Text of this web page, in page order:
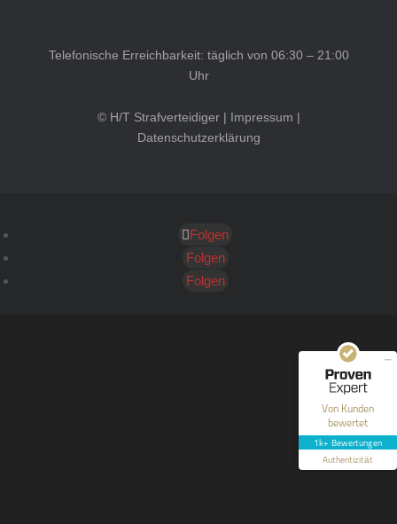
Telefonische Erreichbarkeit: täglich von 06:30 – 21:00
Uhr
© H/T Strafverteidiger | Impressum |
Datenschutzerklärung
Folgen
Folgen
Folgen
Von Kunden
bewertet
1k+ Bewertungen
Authentizität
Kundenbewertungen und Erfahrungen zu
SEHR GUT
40
Bewertungen auf
ProvenExpert.com
Blick aufs ProvenExpert-Profil werfen